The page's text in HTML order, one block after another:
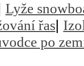
Lyže
řas|
po